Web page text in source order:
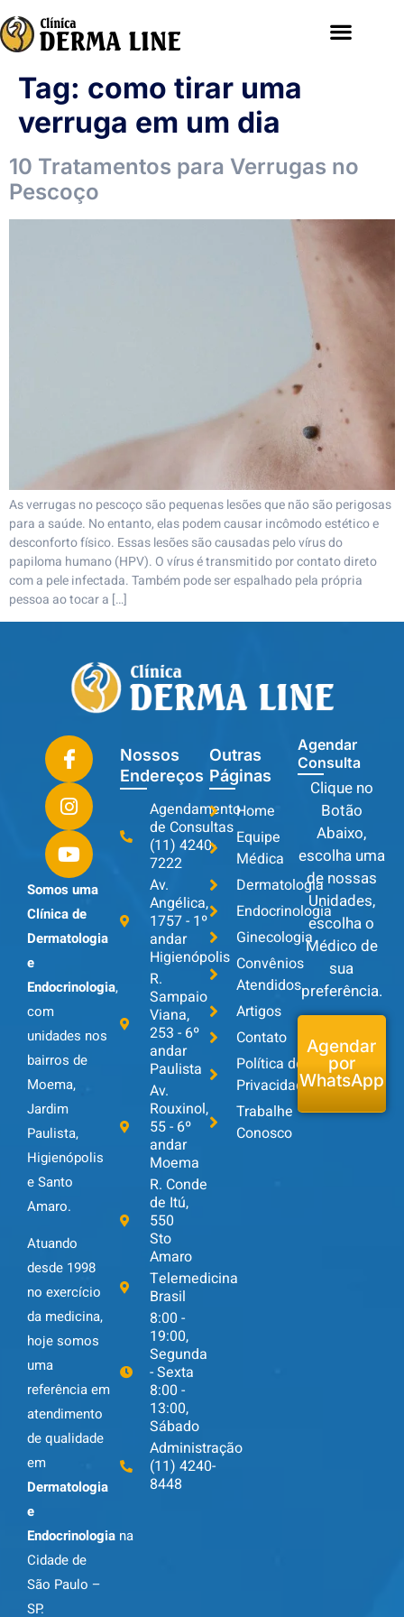
Tag: como tirar uma
verruga em um dia
10 Tratamentos para Verrugas no
Pescoço
As verrugas no pescoço são pequenas lesões que não são perigosas
para a saúde. No entanto, elas podem causar incômodo estético e
desconforto físico. Essas lesões são causadas pelo vírus do
papiloma humano (HPV). O vírus é transmitido por contato direto
com a pele infectada. Também pode ser espalhado pela própria
pessoa ao tocar a […]
Somos uma
Clínica de
Dermatologia
e
Endocrinologia,
com
unidades nos
bairros de
Moema,
Jardim
Paulista,
Higienópolis
e Santo
Amaro.
Atuando
desde 1998
no exercício
da medicina,
hoje somos
uma
referência em
atendimento
de qualidade
em
Dermatologia
e
Endocrinologia na
Cidade de
São Paulo –
SP.
Nossos
Endereços
Agendamento
de Consultas
(11) 4240-
7222
Av.
Angélica,
1757 - 1º
andar
Higienópolis
R.
Sampaio
Viana,
253 - 6º
andar
Paulista
Av.
Rouxinol,
55 - 6º
andar
Moema
R. Conde
de Itú,
550
Sto
Amaro
Telemedicina
Brasil
8:00 -
19:00,
Segunda
- Sexta
8:00 -
13:00,
Sábado
Administração
(11) 4240-
8448
Outras
Páginas
Home
Equipe
Médica
Dermatologia
Endocrinologia
Ginecologia
Convênios
Atendidos
Artigos
Contato
Política de
Privacidade
Trabalhe
Conosco
Agendar
Consulta
Clique no
Botão
Abaixo,
escolha uma
de nossas
Unidades,
escolha o
Médico de
sua
preferência.
Agendar
por
WhatsApp